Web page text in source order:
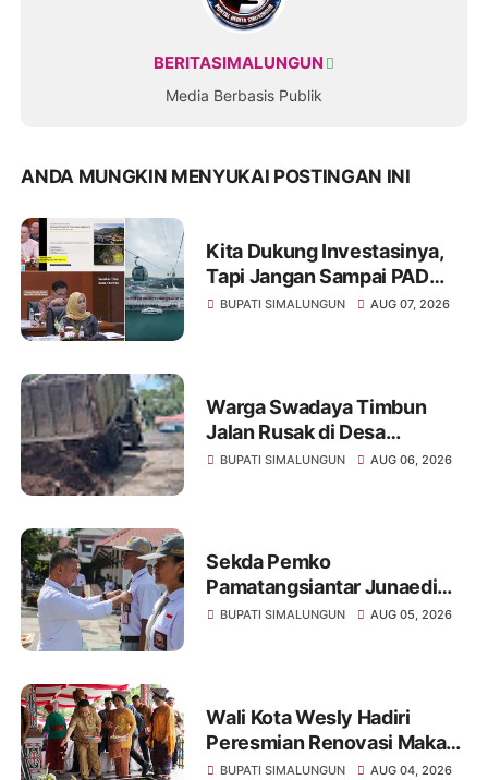
BERITASIMALUNGUN
Media Berbasis Publik
ANDA MUNGKIN MENYUKAI POSTINGAN INI
Kita Dukung Investasinya,
Tapi Jangan Sampai PAD
Simalungun yang Jadi
BUPATI SIMALUNGUN AUG 07, 2026
Warga Swadaya Timbun
Jalan Rusak di Desa
Sibangun Mariah, Harapkan
BUPATI SIMALUNGUN AUG 06, 2026
Sekda Pemko
Pamatangsiantar Junaedi
Pembina Upacara
BUPATI SIMALUNGUN AUG 05, 2026
Wali Kota Wesly Hadiri
Peresmian Renovasi Makam
dr. Djasamen Saragih, Ajak
BUPATI SIMALUNGUN AUG 04, 2026